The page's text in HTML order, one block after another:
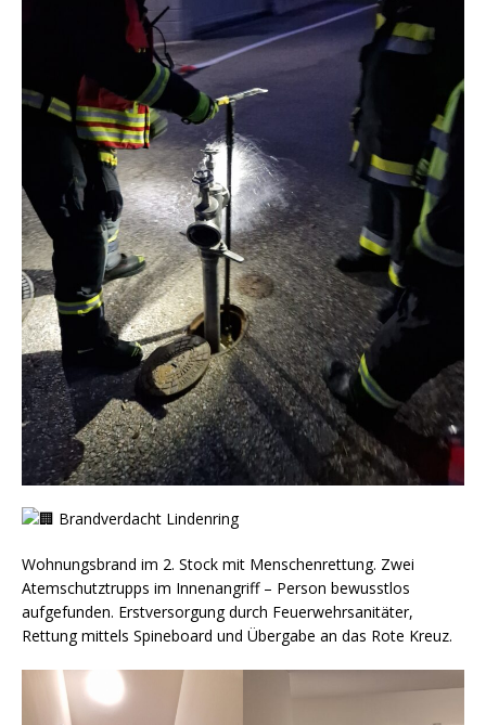
Brandverdacht Lindenring
Wohnungsbrand im 2. Stock mit Menschenrettung. Zwei
Atemschutztrupps im Innenangriff – Person bewusstlos
aufgefunden. Erstversorgung durch Feuerwehrsanitäter,
Rettung mittels Spineboard und Übergabe an das Rote Kreuz.